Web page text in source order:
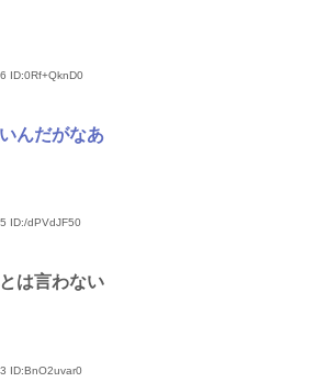
ID:0Rf+QknD0
んだがなあ
ID:/dPVdJF50
は言わない
ID:BnO2uvar0